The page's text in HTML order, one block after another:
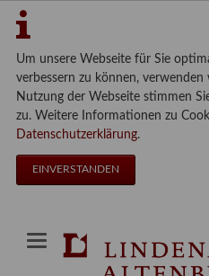
Um unsere Webseite für Sie
verbessern zu können,
Nutzung der Webseite stimmen
zu. Weitere Informationen zu
Datenschutzerklärung.
EINVERSTANDEN